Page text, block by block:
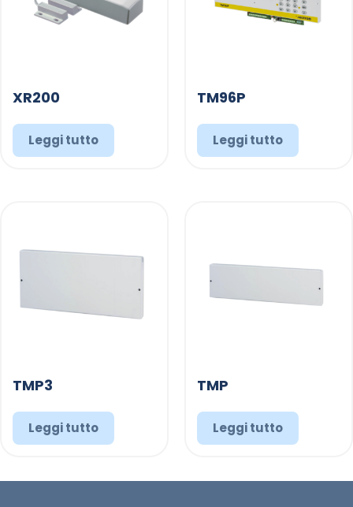
XR200
Leggi tutto
TM96P
Leggi tutto
TMP3
Leggi tutto
TMP
Leggi tutto